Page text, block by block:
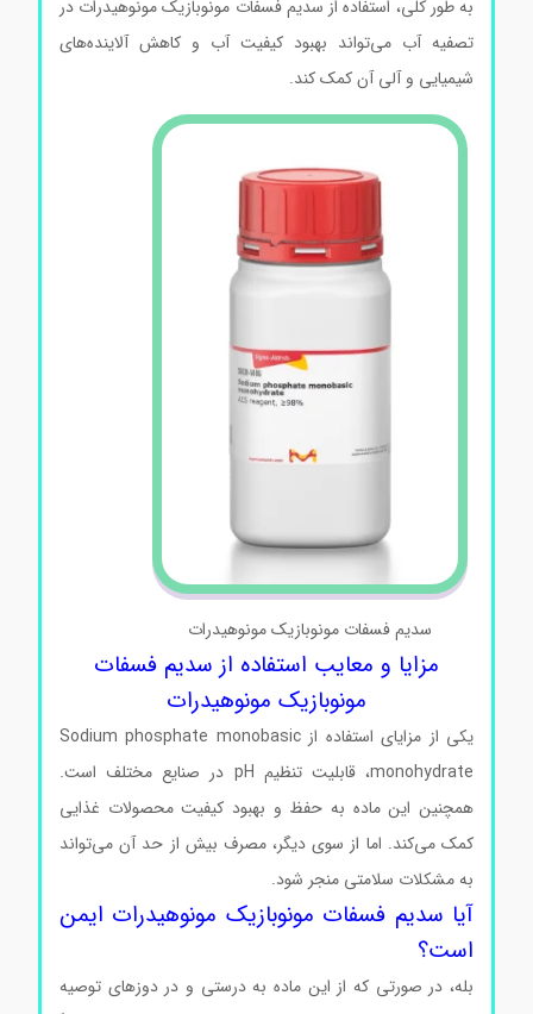
به طور کلی، استفاده از سدیم فسفات مونوبازیک مونوهیدرات در
تصفیه آب می‌تواند بهبود کیفیت آب و کاهش آلاینده‌های
شیمیایی و آلی آن کمک کند.
سدیم فسفات مونوبازیک مونوهیدرات
مزایا و معایب استفاده از سدیم فسفات
مونوبازیک مونوهیدرات
یکی از مزایای استفاده از Sodium phosphate monobasic
monohydrate، قابلیت تنظیم pH در صنایع مختلف است.
همچنین این ماده به حفظ و بهبود کیفیت محصولات غذایی
کمک می‌کند. اما از سوی دیگر، مصرف بیش از حد آن می‌تواند
به مشکلات سلامتی منجر شود.
آیا سدیم فسفات مونوبازیک مونوهیدرات ایمن
است؟
بله، در صورتی که از این ماده به درستی و در دوزهای توصیه